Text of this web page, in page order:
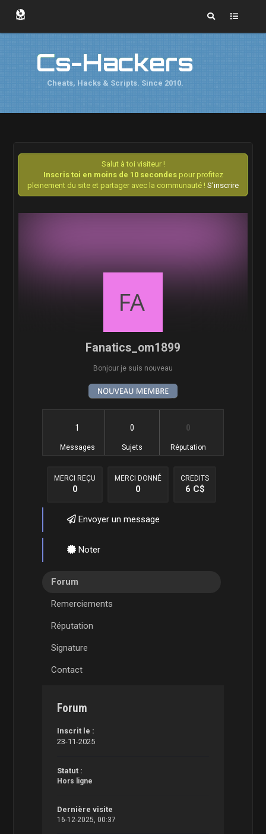
Cs-Hackers
Cheats, Hacks & Scripts. Since 2010.
Salut à toi visiteur !
Inscris toi en moins de 10 secondespour profitez
pleinement du site et partager avec la communauté ! S'inscrire
Fanatics_om1899
Bonjour je suis nouveau
1
Messages
0
Sujets
0
Réputation
MERCI REÇU
0
MERCI DONNÉ
0
CREDITS
6 C$
Envoyer un message
Noter
Forum
Remerciements
Réputation
Signature
Contact
Forum
Inscrit le :
23-11-2025
Statut :
Hors ligne
Dernière visite
16-12-2025, 00:37